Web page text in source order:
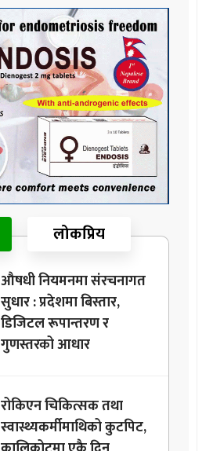
लोकप्रिय
औषधी नियमनमा संरचनागत
सुधार : प्रदेशमा बिस्तार,
डिजिटल रूपान्तरण र
गुणस्तरको आधार
रोकिएन चिकित्सक तथा
स्वास्थ्यकर्मीमाथिको कुटपिट,